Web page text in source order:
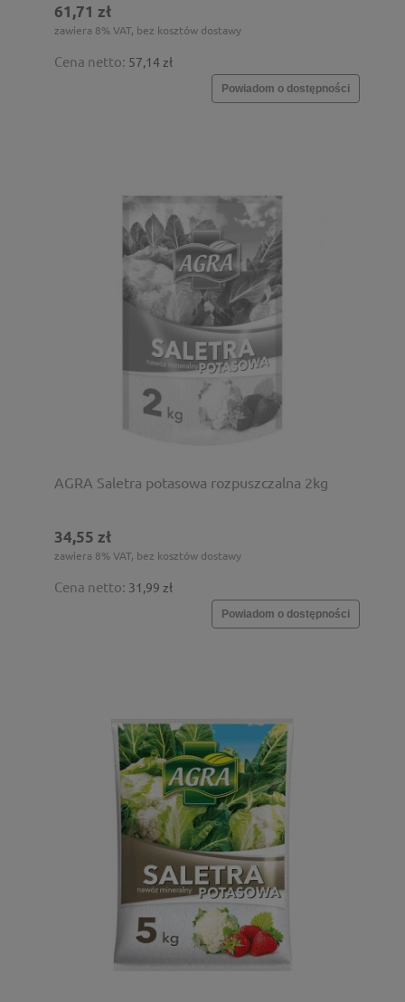
61,71 zł
zawiera 8% VAT, bez kosztów dostawy
Cena netto: 57,14 zł
Powiadom o dostępności
AGRA Saletra potasowa rozpuszczalna 2kg
34,55 zł
zawiera 8% VAT, bez kosztów dostawy
Cena netto: 31,99 zł
Powiadom o dostępności